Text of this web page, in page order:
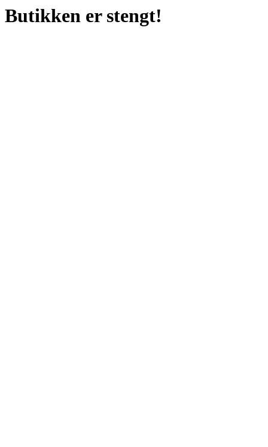
Butikken er stengt!